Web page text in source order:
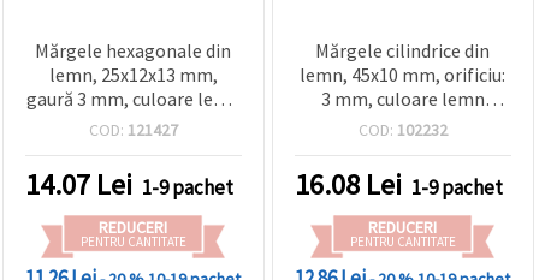
pe butonul
"Salvați"
Аcceptati
Mărgele hexagonale din
lemn, 25x12x13 mm,
gaură 3 mm, culoare lemn
natural - 2 buc.
COD: 121427
14.07 Lei 1-9 pachet
REDUCERI
PENTRU CANTITATE
Mărgele cilindrice din
lemn, 45x10 mm, orificiu:
3 mm, culoare lemn
natural – 5 bucăți
COD: 102232
16.08 Lei 1-9 pachet
REDUCERI
PENTRU CANTITATE